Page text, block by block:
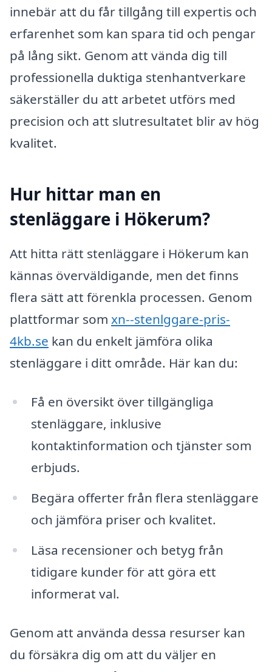
innebär att du får tillgång till expertis och
erfarenhet som kan spara tid och pengar
på lång sikt. Genom att vända dig till
professionella duktiga stenhantverkare
säkerställer du att arbetet utförs med
precision och att slutresultatet blir av hög
kvalitet.
Hur hittar man en
stenläggare i Hökerum?
Att hitta rätt stenläggare i Hökerum kan
kännas överväldigande, men det finns
flera sätt att förenkla processen. Genom
plattformar som xn--stenlggare-pris-
4kb.se kan du enkelt jämföra olika
stenläggare i ditt område. Här kan du:
Få en översikt över tillgängliga
stenläggare, inklusive
kontaktinformation och tjänster som
erbjuds.
Begära offerter från flera stenläggare
och jämföra priser och kvalitet.
Läsa recensioner och betyg från
tidigare kunder för att göra ett
informerat val.
Genom att använda dessa resurser kan
du försäkra dig om att du väljer en